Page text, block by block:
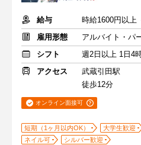
給与
時給1600円以上
雇用形態
アルバイト・パ
シフト
週2日以上 1日4
アクセス
武蔵引田駅
徒歩12分
オンライン面接可
短期（1ヶ月以内OK） 大学生歓迎
ネイル可
シルバー歓迎